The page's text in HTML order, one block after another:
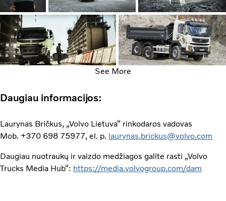
See More
Daugiau informacijos:
Laurynas Bričkus, „Volvo Lietuva“ rinkodaros vadovas
Mob. +370 698 75977, el. p. laurynas.brickus@volvo.com
Daugiau nuotraukų ir vaizdo medžiagos galite rasti „Volvo
Trucks Media Hub“: https://media.volvogroup.com/dam